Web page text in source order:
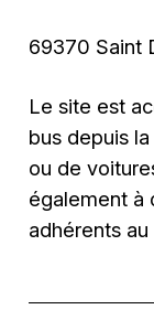
69370 Saint
Le site est
bus depuis
ou de
également à
adhérents